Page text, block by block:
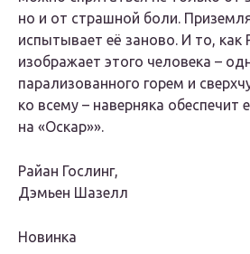
но и от страшной боли.
испытывает её заново. И то, как
изображает этого человека –
парализованного горем и
ко всему – наверняка
на «Оскар»».
Райан Гослинг,
Дэмьен Шазелл
Новинка